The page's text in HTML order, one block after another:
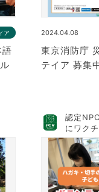
ア 2024.04.08
東京消防庁
テイア 募集
認定
にワク